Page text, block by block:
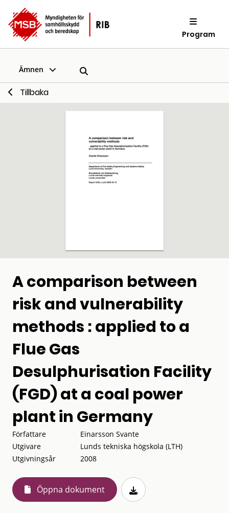
Program
Ämnen
Tillbaka
A comparison between
risk and vulnerability
methods : applied to a
Flue Gas
Desulphurisation Facility
(FGD) at a coal power
plant in Germany
Författare
Einarsson Svante
Utgivare
Lunds tekniska högskola (LTH)
Utgivningsår
2008
Öppna dokument